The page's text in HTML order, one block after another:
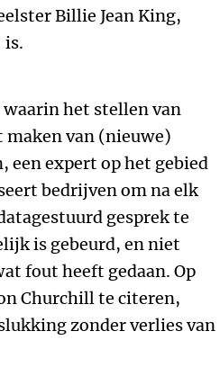
Billie Jean King,
is.
het stellen van
maken van (nieuwe)
een expert op het gebied
bedrijven om na elk
gesprek te
is gebeurd, en niet
fout heeft gedaan. Op
Churchill te citeren,
zonder verlies van